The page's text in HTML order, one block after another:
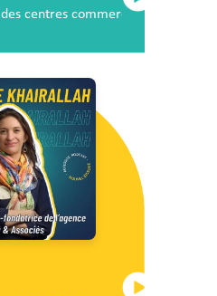
des centres commerciaux de demain